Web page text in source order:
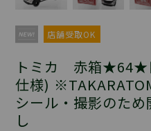
店舗受取OK
トミカ 赤箱★64★
仕様)
シール・撮影のた
し